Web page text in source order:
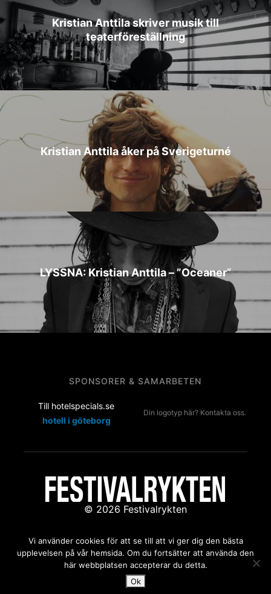
Kristian Anttila skriver musik till
teaterföreställning
Kristian Anttila åker på Sverigeturné
LYSSNA: Kristian Anttila – ”Oceaner”
SPONSORER & SAMARBETEN
Till hotelspecials.se
hotell i göteborg
Din logotyp här? Kontakta oss.
© 2026 Festivalrykten
Kontakta oss:redaktion@festivalrykten.se
Vi använder cookies för att se till att vi ger dig den bästa
upplevelsen på vår hemsida. Om du fortsätter att använda den
här webbplatsen accepterar du detta.
Ok